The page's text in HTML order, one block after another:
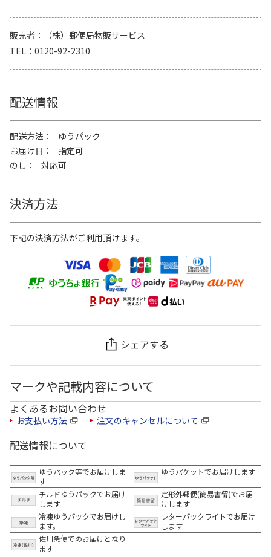
販売者
（株）郵便局物販サービス
TEL
0120-92-2310
配送情報
配送方法
ゆうパック
お届け日
指定可
のし
対応可
決済方法
下記の決済方法がご利用頂けます。
シェアする
マークや記載内容について
よくあるお問い合わせ
お支払い方法 注文のキャンセルについて
配送情報について
ゆうパック等でお届けしま
す
ゆうパケットでお届けします
チルドゆうパックでお届け
します
定形外郵便(簡易書留)でお届
けします
冷凍ゆうパックでお届けし
ます。
レターパックライトでお届け
します
佐川急便でのお届けとなり
ます